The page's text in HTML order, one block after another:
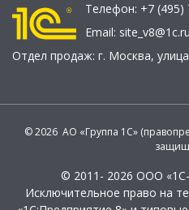
Телефон: +7 (495)
Email: site_v8@1c.ru
Отдел продаж: г. Москва,
© 2026 АО «Группа 1С»
© 2011- 2026 ООО
Исключительное право на